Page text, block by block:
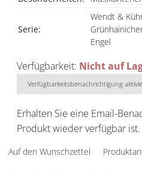
Serie:
Wendt &
Engel
Verfügbarkeit: Nicht auf
Verfügbarkeitsbenachrichtigung
Erhalten Sie eine Email-
Produkt wieder verfügbar ist.
Auf den Wunschzettel